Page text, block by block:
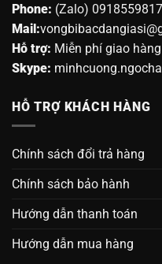
Phone: (Zalo) 0918559817
Mail:
Hỗ trợ: Miễn phí giao
Skype: minhcuong.ngocha
HỖ TRỢ KHÁCH HÀNG
Chính sách đổi trả hàng
Chính sách bảo hành
Hướng dẫn thanh toán
Hướng dẫn mua hàng